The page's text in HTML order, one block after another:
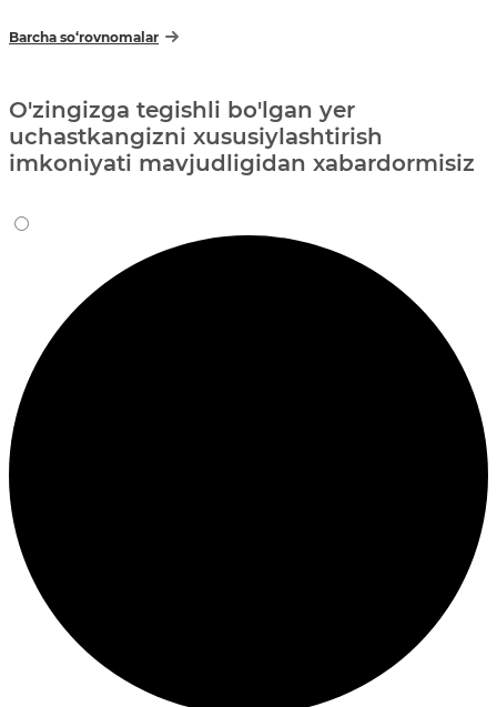
Barcha so‘rovnomalar
O'zingizga tegishli bo'lgan yer
uchastkangizni xususiylashtirish
imkoniyati mavjudligidan xabardormisiz